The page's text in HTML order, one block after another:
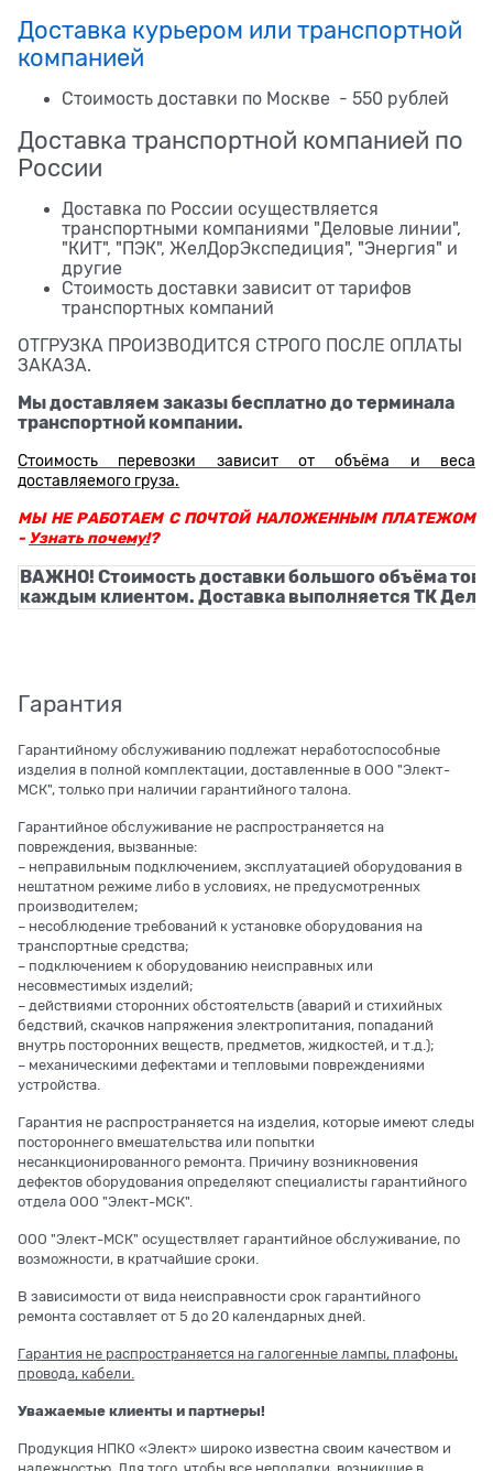
Доставка курьером или транспортной
компанией
Стоимость доставки по Москве - 550 рублей
Доставка транспортной компанией по
России
Доставка по России осуществляется
транспортными компаниями "Деловые линии",
"КИТ", "ПЭК", ЖелДорЭкспедиция", "Энергия" и
другие
Стоимость доставки зависит от тарифов
транспортных компаний
ОТГРУЗКА ПРОИЗВОДИТСЯ СТРОГО ПОСЛЕ ОПЛАТЫ
ЗАКАЗА.
Мы доставляем заказы бесплатно до терминала
транспортной компании.
Стоимость перевозки зависит от объёма и веса
доставляемого груза.
МЫ НЕ РАБОТАЕМ С ПОЧТОЙ НАЛОЖЕННЫМ ПЛАТЕЖОМ
- Узнать почему!?
ВАЖНО! Стоимость доставки большого объёма
каждым клиентом. Доставка выполняется ТК
Гарантия
Гарантийному обслуживанию подлежат неработоспособные
изделия в полной комплектации, доставленные в ООО "Элект-
МСК", только при наличии гарантийного талона.
Гарантийное обслуживание не распространяется на
повреждения, вызванные:
– неправильным подключением, эксплуатацией оборудования в
нештатном режиме либо в условиях, не предусмотренных
производителем;
– несоблюдение требований к установке оборудования на
транспортные средства;
– подключением к оборудованию неисправных или
несовместимых изделий;
– действиями сторонних обстоятельств (аварий и стихийных
бедствий, скачков напряжения электропитания, попаданий
внутрь посторонних веществ, предметов, жидкостей, и т.д.);
– механическими дефектами и тепловыми повреждениями
устройства.
Гарантия не распространяется на изделия, которые имеют следы
постороннего вмешательства или попытки
несанкционированного ремонта. Причину возникновения
дефектов оборудования определяют специалисты гарантийного
отдела ООО "Элект-МСК".
ООО "Элект-МСК" осуществляет гарантийное обслуживание, по
возможности, в кратчайшие сроки.
В зависимости от вида неисправности срок гарантийного
ремонта составляет от 5 до 20 календарных дней.
Гарантия не распространяется на галогенные лампы, плафоны,
провода, кабели.
Уважаемые клиенты и партнеры!
Продукция НПКО «Элект» широко известна своим качеством и